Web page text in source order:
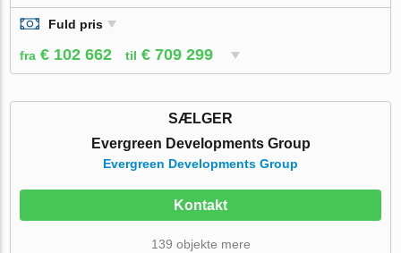
Fuld pris
fra € 102 662 til € 709 299
SÆLGER
Evergreen Developments Group
Evergreen Developments Group
Kontakt
139 objekte mere